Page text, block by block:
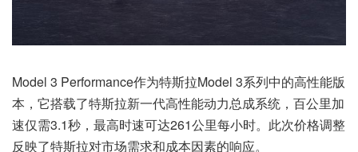
Model 3 Performance作为特斯拉Model 3系列中的高性能版
本，它搭载了特斯拉新一代高性能动力总成系统，百公里加
速仅需3.1秒，最高时速可达261公里每小时。此次价格调整
反映了特斯拉对市场需求和成本因素的响应。